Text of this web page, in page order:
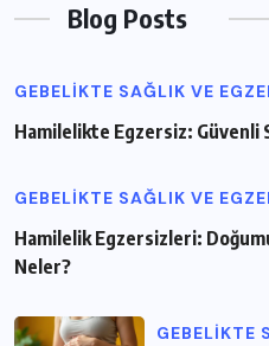
Blog Posts
GEBELIKTE SAĞLIK VE
Hamilelikte Egzersiz: Güvenli
GEBELIKTE SAĞLIK VE
Hamilelik Egzersizleri:
Neler?
GEBELIKTE